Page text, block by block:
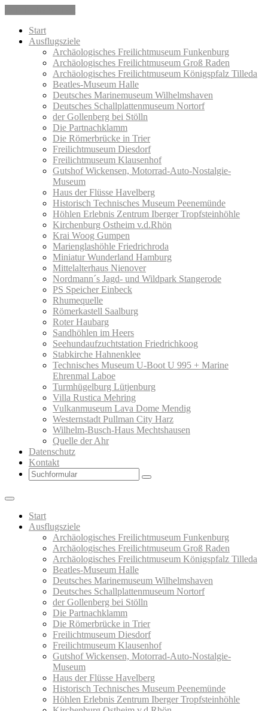
Start
Ausflugsziele
Archäologisches Freilichtmuseum Funkenburg
Archäologisches Freilichtmuseum Groß Raden
Archäologisches Freilichtmuseum Königspfalz Tilleda
Beatles-Museum Halle
Deutsches Marinemuseum Wilhelmshaven
Deutsches Schallplattenmuseum Nortorf
der Gollenberg bei Stölln
Die Partnachklamm
Die Römerbrücke in Trier
Freilichtmuseum Diesdorf
Freilichtmuseum Klausenhof
Gutshof Wickensen, Motorrad-Auto-Nostalgie-
Museum
Haus der Flüsse Havelberg
Historisch Technisches Museum Peenemünde
Höhlen Erlebnis Zentrum Iberger Tropfsteinhöhle
Kirchenburg Ostheim v.d.Rhön
Krai Woog Gumpen
Marienglashöhle Friedrichroda
Miniatur Wunderland Hamburg
Mittelalterhaus Nienover
Nordmann´s Jagd- und Wildpark Stangerode
PS Speicher Einbeck
Rhumequelle
Römerkastell Saalburg
Roter Haubarg
Sandhöhlen im Heers
Seehundaufzuchtstation Friedrichkoog
Stabkirche Hahnenklee
Technisches Museum U-Boot U 995 + Marine
Ehrenmal Laboe
Turmhügelburg Lütjenburg
Villa Rustica Mehring
Vulkanmuseum Lava Dome Mendig
Westernstadt Pullman City Harz
Wilhelm-Busch-Haus Mechtshausen
Quelle der Ahr
Datenschutz
Kontakt
Search
Start
Ausflugsziele
Archäologisches Freilichtmuseum Funkenburg
Archäologisches Freilichtmuseum Groß Raden
Archäologisches Freilichtmuseum Königspfalz Tilleda
Beatles-Museum Halle
Deutsches Marinemuseum Wilhelmshaven
Deutsches Schallplattenmuseum Nortorf
der Gollenberg bei Stölln
Die Partnachklamm
Die Römerbrücke in Trier
Freilichtmuseum Diesdorf
Freilichtmuseum Klausenhof
Gutshof Wickensen, Motorrad-Auto-Nostalgie-
Museum
Haus der Flüsse Havelberg
Historisch Technisches Museum Peenemünde
Höhlen Erlebnis Zentrum Iberger Tropfsteinhöhle